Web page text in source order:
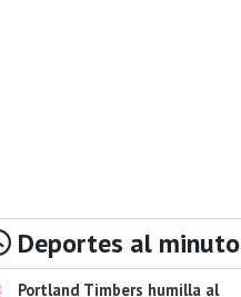
Deportes al minuto
Portland Timbers humilla al